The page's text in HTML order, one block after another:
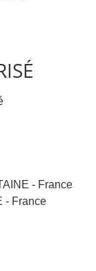
- France
- France